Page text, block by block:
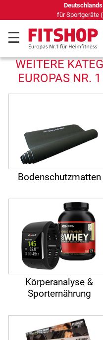
tv+DISQ 2016-2024)
WEITERE
EUROPAS NR.
Bodenschutzmatten
Körperanalyse &
Sporternährung